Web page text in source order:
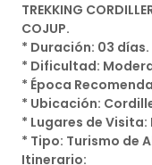
TREKKING
COJUP.
* Duración: 03 días.
* Dificultad:
* Época
* Ubicación:
* Lugares de
* Tipo: Turismo de
Itinerario: